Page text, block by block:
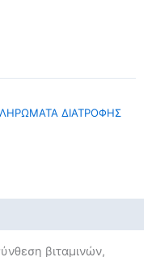
ΔΙΑΤΡΟΦΗΣ
βιταμινών,